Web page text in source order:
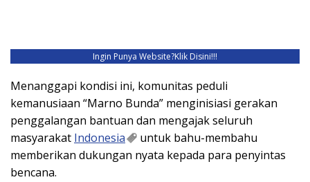
Ingin Punya Website?Klik Disini!!!
Menanggapi kondisi ini, komunitas peduli
kemanusiaan “Marno Bunda” menginisiasi gerakan
penggalangan bantuan dan mengajak seluruh
masyarakat Indonesia
untuk bahu-membahu
memberikan dukungan nyata kepada para penyintas
bencana.